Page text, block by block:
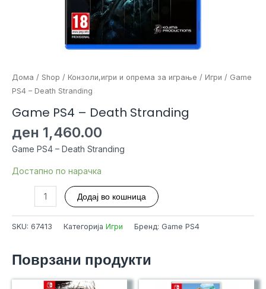
Дома / Shop / Конзоли,игри и опрема за играње / Игри / Game
PS4 – Death Stranding
Game PS4 – Death Stranding
ден 1,460.00
Game PS4 – Death Stranding
Достапно по нарачка
-
количина
Додај во кошница
SKU: 67413 Категорија Игри Бренд: Game PS4
Поврзани продукти